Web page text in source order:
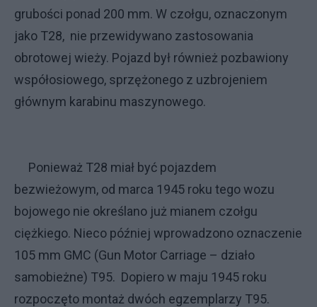
grubości ponad 200 mm. W czołgu, oznaczonym
jako T28, nie przewidywano zastosowania
obrotowej wieży. Pojazd był również pozbawiony
współosiowego, sprzężonego z uzbrojeniem
głównym karabinu maszynowego.
Ponieważ T28 miał być pojazdem
bezwieżowym, od marca 1945 roku tego wozu
bojowego nie określano już mianem czołgu
ciężkiego. Nieco później wprowadzono oznaczenie
105 mm GMC (Gun Motor Carriage – działo
samobieżne) T95. Dopiero w maju 1945 roku
rozpoczęto montaż dwóch egzemplarzy T95.